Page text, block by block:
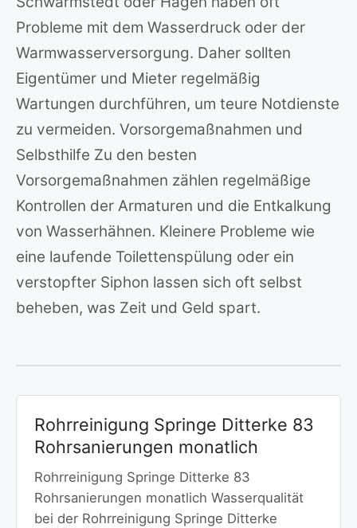
Probleme mit dem Wasserdruck oder der
Warmwasserversorgung. Daher sollten
Eigentümer und Mieter regelmäßig
Wartungen durchführen, um teure Notdienste
zu vermeiden. Vorsorgemaßnahmen und
Selbsthilfe Zu den besten
Vorsorgemaßnahmen zählen regelmäßige
Kontrollen der Armaturen und die Entkalkung
von Wasserhähnen. Kleinere Probleme wie
eine laufende Toilettenspülung oder ein
verstopfter Siphon lassen sich oft selbst
beheben, was Zeit und Geld spart.
Rohrreinigung Springe Ditterke 83
Rohrsanierungen monatlich
Rohrreinigung Springe Ditterke 83
Rohrsanierungen monatlich Wasserqualität
bei der Rohrreinigung Springe Ditterke